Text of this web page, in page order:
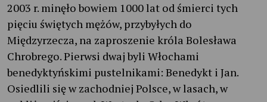
2003 r. minęło bowiem 1000 lat od śmierci tych
pięciu świętych mężów, przybyłych do
Międzyrzecza, na zaproszenie króla Bolesława
Chrobrego. Pierwsi dwaj byli Włochami
benedyktyńskimi pustelnikami: Benedykt i Jan.
Osiedlili się w zachodniej Polsce, w lasach, w